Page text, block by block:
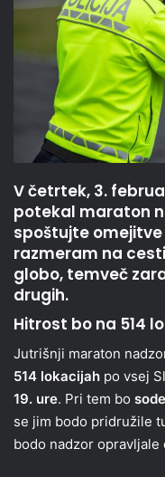
V četrtek, 3.
potekal maraton
spoštujte
razmeram na
globo, temveč
drugih.
Hitrost bo na 514
Jutrišnji maraton
514 lokacijah po vsej
19. ure. Pri tem bo
se jim bodo pridružile
bodo nadzor opravljale